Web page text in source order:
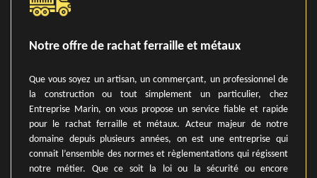
Notre offre de rachat ferraille et métaux
Que vous soyez un artisan, un commerçant, un professionnel de
la construction ou tout simplement un particulier, chez
Entreprise Marin, on vous propose un service fiable et rapide
pour le rachat ferraille et métaux. Acteur majeur de notre
domaine depuis plusieurs années, on est une entreprise qui
connait l’ensemble des normes et règlementations qui régissent
notre métier. Que ce soit la loi ou la sécurité ou encore